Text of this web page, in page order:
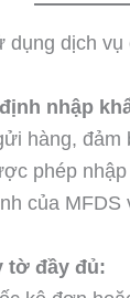
dụng dịch vụ
nhập
hàng, đảm
phép
của MFDS
tờ đầy đủ: